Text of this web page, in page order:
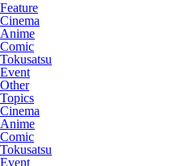
Feature
Cinema
Anime
Comic
Tokusatsu
Event
Other
Topics
Cinema
Anime
Comic
Tokusatsu
Event